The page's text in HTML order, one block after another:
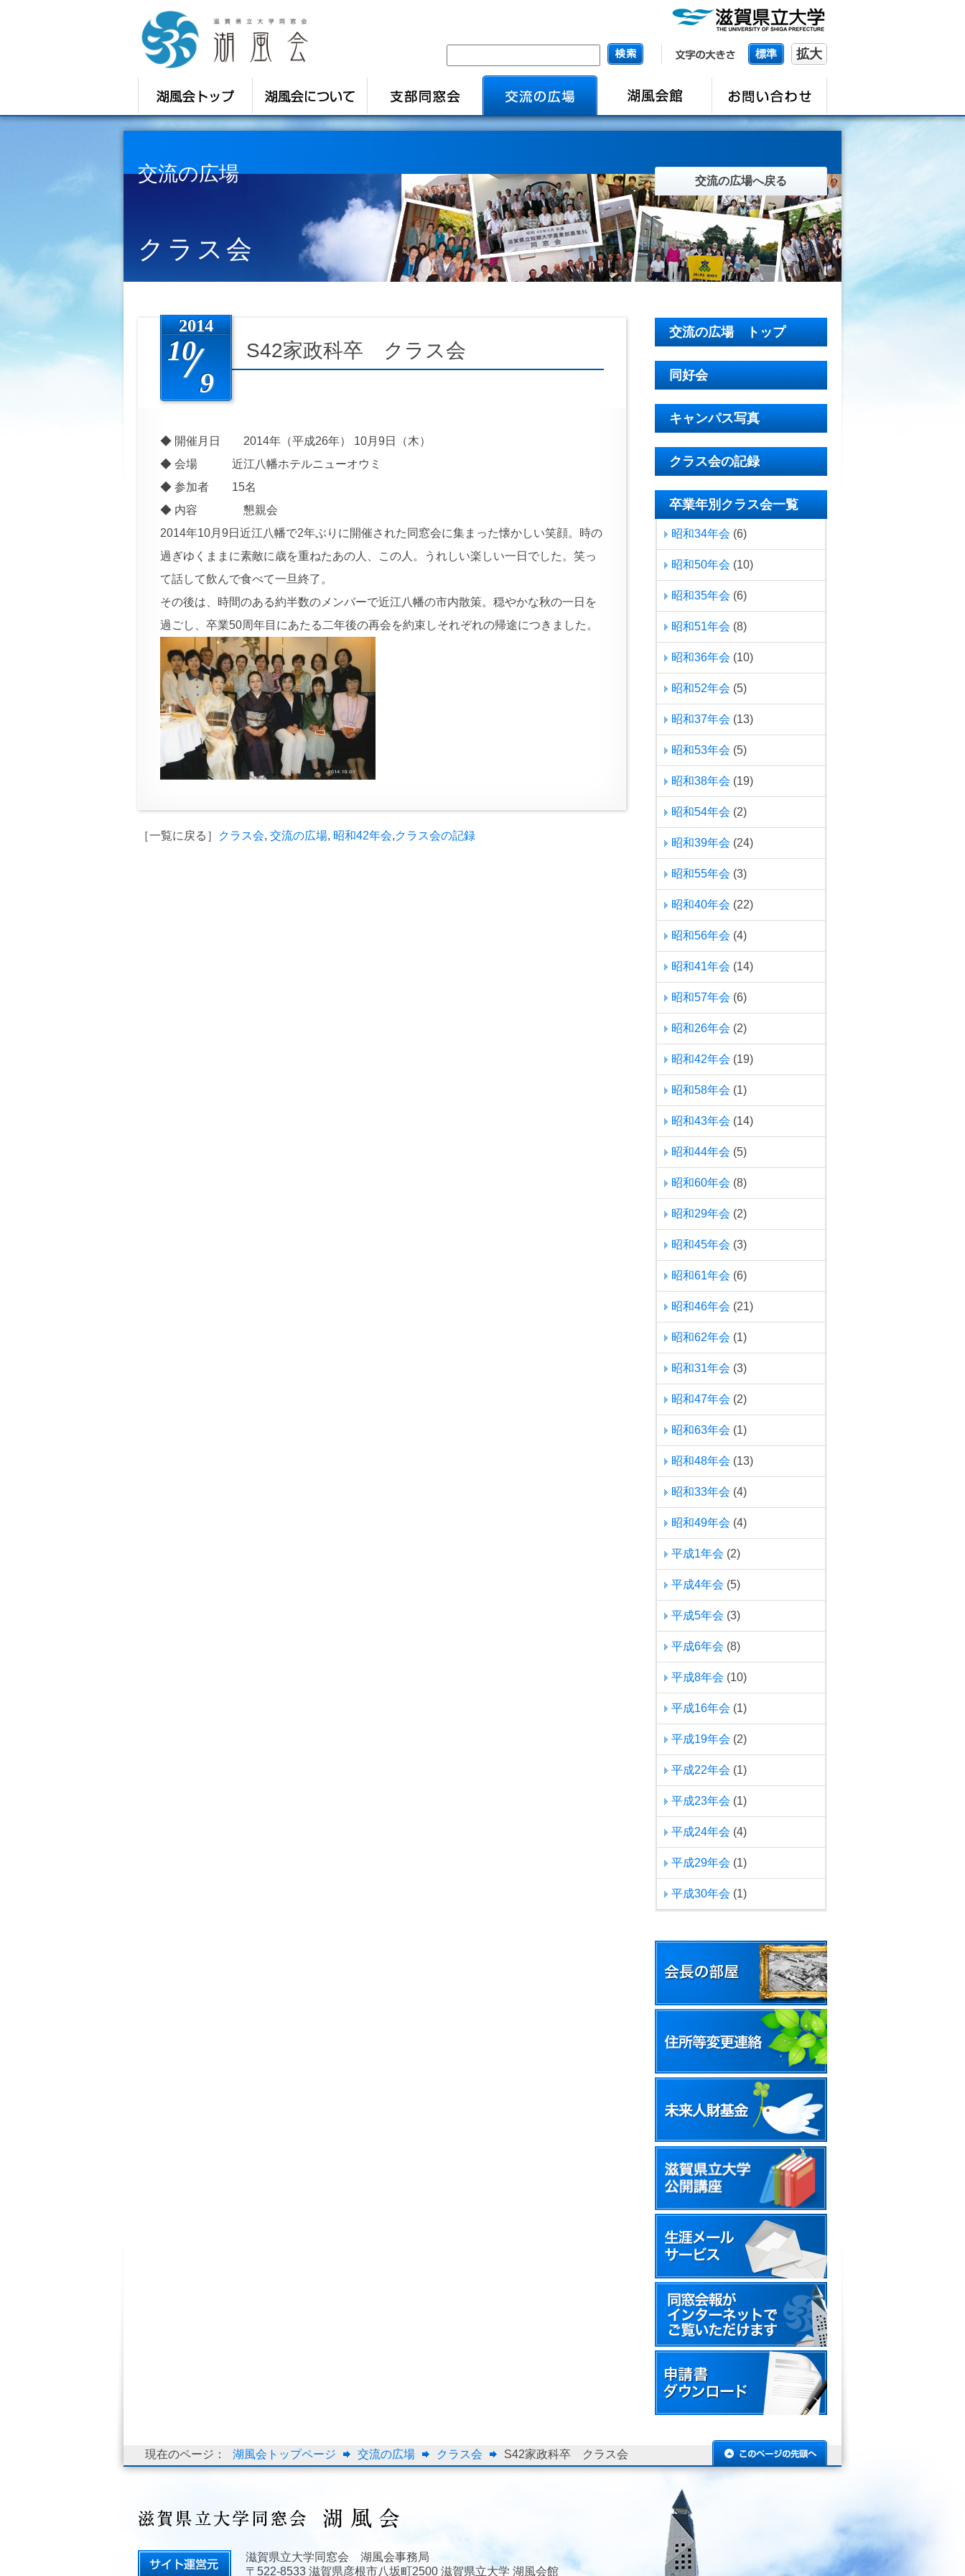
標準 拡大
交流の広場 交流の広場へ戻る
クラス会
2014
10
9
S42家政科卒 クラス会
◆ 開催月日 2014年（平成26年） 10月9日（木）
◆ 会場 近江八幡ホテルニューオウミ
◆ 参加者 15名
◆ 内容 懇親会
2014年10月9日近江八幡で2年ぶりに開催された同窓会に集まった懐かしい笑顔。時の
過ぎゆくままに素敵に歳を重ねたあの人、この人。うれしい楽しい一日でした。笑っ
て話して飲んで食べて一旦終了。
その後は、時間のある約半数のメンバーで近江八幡の市内散策。穏やかな秋の一日を
過ごし、卒業50周年目にあたる二年後の再会を約束しそれぞれの帰途につきました。
［一覧に戻る］ クラス会, 交流の広場, 昭和42年会,クラス会の記録
交流の広場 トップ
同好会
キャンパス写真
クラス会の記録
卒業年別クラス会一覧
昭和34年会 (6)
昭和50年会 (10)
昭和35年会 (6)
昭和51年会 (8)
昭和36年会 (10)
昭和52年会 (5)
昭和37年会 (13)
昭和53年会 (5)
昭和38年会 (19)
昭和54年会 (2)
昭和39年会 (24)
昭和55年会 (3)
昭和40年会 (22)
昭和56年会 (4)
昭和41年会 (14)
昭和57年会 (6)
昭和26年会 (2)
昭和42年会 (19)
昭和58年会 (1)
昭和43年会 (14)
昭和44年会 (5)
昭和60年会 (8)
昭和29年会 (2)
昭和45年会 (3)
昭和61年会 (6)
昭和46年会 (21)
昭和62年会 (1)
昭和31年会 (3)
昭和47年会 (2)
昭和63年会 (1)
昭和48年会 (13)
昭和33年会 (4)
昭和49年会 (4)
平成1年会 (2)
平成4年会 (5)
平成5年会 (3)
平成6年会 (8)
平成8年会 (10)
平成16年会 (1)
平成19年会 (2)
平成22年会 (1)
平成23年会 (1)
平成24年会 (4)
平成29年会 (1)
平成30年会 (1)
現在のページ： 湖風会トップページ 交流の広場 クラス会 S42家政科卒 クラス会
滋賀県立大学同窓会 湖風会事務局
〒522-8533 滋賀県彦根市八坂町2500 滋賀県立大学 湖風会館